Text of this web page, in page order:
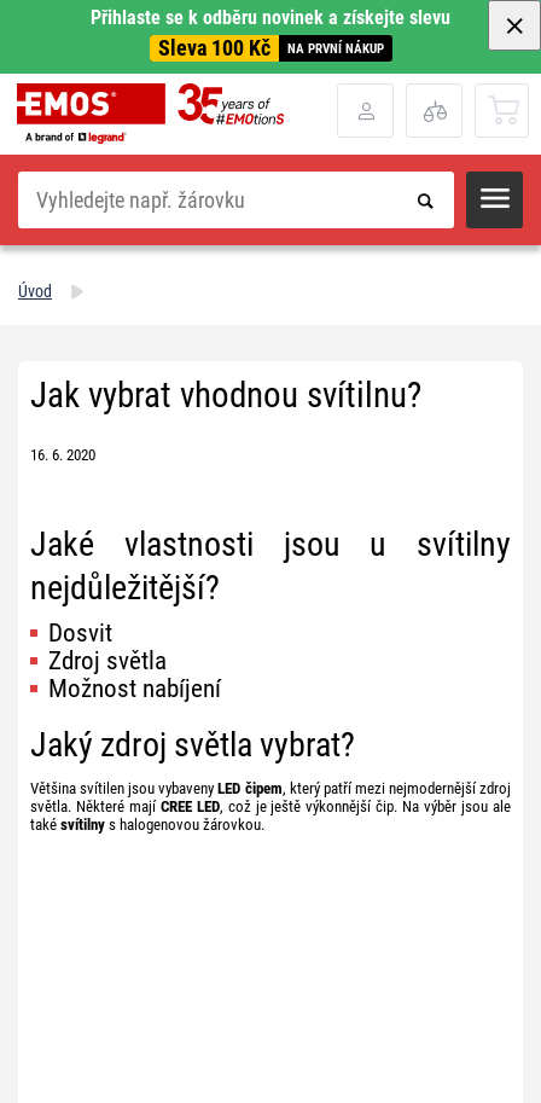
Přihlaste se k odběru novinek a získejte slevu
Sleva 100 Kč NA PRVNÍ NÁKUP
Hledat
Úvod
Jak vybrat vhodnou svítilnu?
16. 6. 2020
Jaké vlastnosti jsou u svítilny
nejdůležitější?
Dosvit
Zdroj světla
Možnost nabíjení
Jaký zdroj světla vybrat?
Většina svítilen jsou vybavenyLED čipem, který patří mezi nejmodernější zdroj
světla. Některé mají CREE LED, což je ještě výkonnější čip. Na výběr jsou ale
také svítilny s halogenovou žárovkou.